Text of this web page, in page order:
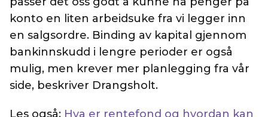
konto en liten arbeidsuke fra vi legger inn
en salgsordre. Binding av kapital gjennom
bankinnskudd i lengre perioder er også
mulig, men krever mer planlegging fra vår
side, beskriver Drangsholt.
Les også: Hva er rentefond og hvordan kan